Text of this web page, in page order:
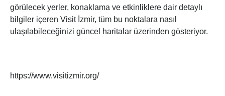
görülecek yerler, konaklama ve etkinliklere dair detaylı
bilgiler içeren Visit İzmir, tüm bu noktalara nasıl
ulaşılabileceğinizi güncel haritalar üzerinden gösteriyor.
https://www.visitizmir.org/